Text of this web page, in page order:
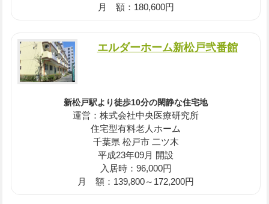
月 額：180,600円
エルダーホーム新松戸弐番館
新松戸駅より徒歩10分の閑静な住宅地
運営：株式会社中央医療研究所
住宅型有料老人ホーム
千葉県 松戸市 二ツ木
平成23年09月 開設
入居時：96,000円
月 額：139,800～172,200円